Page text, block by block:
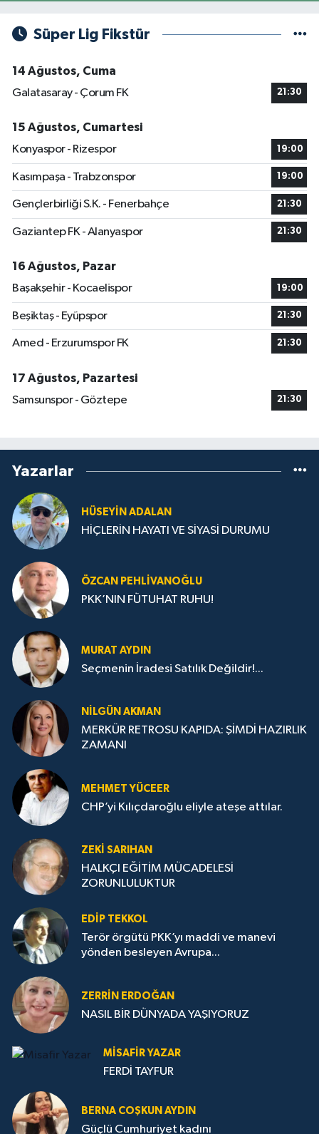
Süper Lig Fikstür
14 Ağustos, Cuma
Galatasaray - Çorum FK
21:30
15 Ağustos, Cumartesi
Konyaspor - Rizespor
19:00
Kasımpaşa - Trabzonspor 19:00
Gençlerbirliği S.K. - Fenerbahçe 21:30
Gaziantep FK - Alanyaspor 21:30
16 Ağustos, Pazar
Başakşehir - Kocaelispor
19:00
Beşiktaş - Eyüpspor 21:30
Amed - Erzurumspor FK 21:30
17 Ağustos, Pazartesi
Samsunspor - Göztepe
21:30
Yazarlar
HÜSEYIN ADALAN
HİÇLERİN HAYATI VE SİYASİ DURUMU
ÖZCAN PEHLIVANOĞLU
PKK’NIN FÜTUHAT RUHU!
MURAT AYDIN
Seçmenin İradesi Satılık Değildir!...
NILGÜN AKMAN
MERKÜR RETROSU KAPIDA: ŞİMDİ HAZIRLIK
ZAMANI
MEHMET YÜCEER
CHP’yi Kılıçdaroğlu eliyle ateşe attılar.
ZEKI SARIHAN
HALKÇI EĞİTİM MÜCADELESİ
ZORUNLULUKTUR
EDIP TEKKOL
Terör örgütü PKK’yı maddi ve manevi
yönden besleyen Avrupa...
ZERRIN ERDOĞAN
NASIL BİR DÜNYADA YAŞIYORUZ
MISAFIR YAZAR
FERDİ TAYFUR
BERNA COŞKUN AYDIN
Güçlü Cumhuriyet kadını